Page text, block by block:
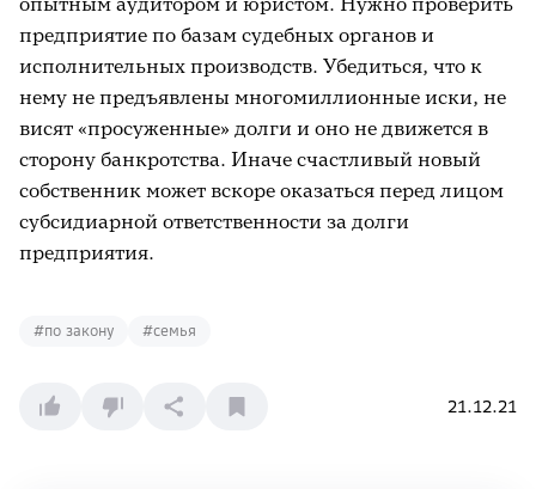
предприятие по базам судебных органов и
исполнительных производств. Убедиться, что к
нему не предъявлены многомиллионные иски, не
висят «просуженные» долги и оно не движется в
сторону банкротства. Иначе счастливый новый
собственник может вскоре оказаться перед лицом
субсидиарной ответственности за долги
предприятия.
#по закону #семья
21.12.21